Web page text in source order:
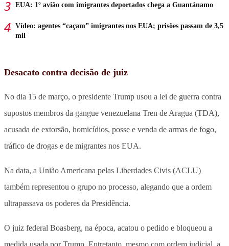
EUA: 1º avião com imigrantes deportados chega a Guantánamo
Vídeo: agentes “caçam” imigrantes nos EUA; prisões passam de 3,5
mil
Desacato contra decisão de juiz
No dia 15 de março, o presidente Trump usou a lei de guerra contra
supostos membros da gangue venezuelana Tren de Aragua (TDA),
acusada de extorsão, homicídios, posse e venda de armas de fogo,
tráfico de drogas e de migrantes nos EUA.
Na data, a União Americana pelas Liberdades Civis (ACLU)
também representou o grupo no processo, alegando que a ordem
ultrapassava os poderes da Presidência.
O juiz federal Boasberg, na época, acatou o pedido e bloqueou a
medida usada por Trump. Entretanto, mesmo com ordem judicial, a